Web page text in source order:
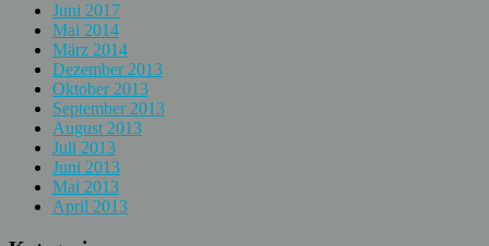
Juni 2017
Mai 2014
März 2014
Dezember 2013
Oktober 2013
September 2013
August 2013
Juli 2013
Juni 2013
Mai 2013
April 2013